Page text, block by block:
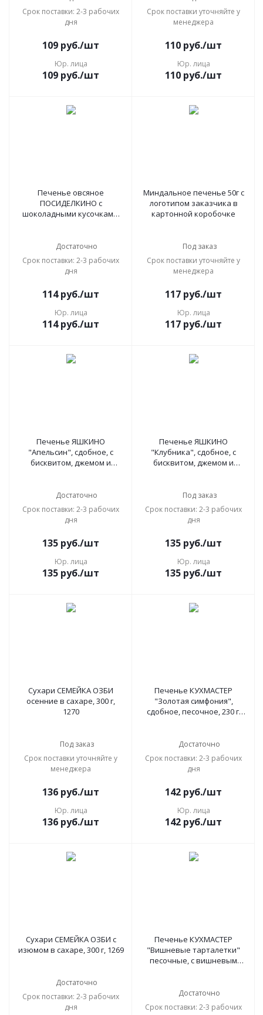
Срок поставки: 2-3 рабочих
дня
109 руб./шт
Юр. лица
109 руб./шт
Срок поставки уточняйте у
менеджера
110 руб./шт
Юр. лица
110 руб./шт
Печенье овсяное
ПОСИДЕЛКИНО с
шоколадными кусочками,
Достаточно
Срок поставки: 2-3 рабочих
дня
114руб./шт
Юр. лица
114руб./шт
Миндальное печенье 50г с
логотипом заказчика в
картонной коробочке
Под заказ
Срок поставки уточняйте у
менеджера
117 руб./шт
Юр. лица
117 руб./шт
Печенье ЯШКИНО
"Апельсин", сдобное, с
бисквитом, джемом и
Достаточно
Срок поставки: 2-3 рабочих
дня
135 руб./шт
Юр. лица
135 руб./шт
Печенье ЯШКИНО
"Клубника", сдобное, с
бисквитом, джемом и
Под заказ
Срок поставки: 2-3 рабочих
дня
135 руб./шт
Юр. лица
135 руб./шт
Сухари СЕМЕЙКА ОЗБИ
осенние в сахаре, 300 г,
1270
Под заказ
Срок поставки уточняйте у
менеджера
136 руб./шт
Юр. лица
136 руб./шт
Печенье КУХМАСТЕР
"Золотая симфония",
сдобное, песочное, 230 г,
Достаточно
Срок поставки: 2-3 рабочих
дня
142 руб./шт
Юр. лица
142 руб./шт
Сухари СЕМЕЙКА ОЗБИ с
изюмом в сахаре, 300 г, 1269
Достаточно
Срок поставки: 2-3 рабочих
дня
Печенье КУХМАСТЕР
"Вишневые тарталетки"
песочные, с вишневым
Достаточно
Срок поставки: 2-3 рабочих